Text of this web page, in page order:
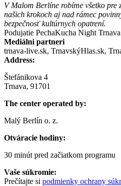
V Malom Berlíne robíme všetko pre
našich krokoch aj nad rámec
bezpečnosť kultúrnych opatrení.
Podujatie PechaKucha Night
Mediálni partneri
trnava-live.sk, TrnavskýHlas.sk,
Address:
Štefánikova 4
Trnava, 91701
The center operated by:
Malý Berlín o. z.
Otváracie hodiny:
30 minút pred začiatkom programu
Vaše súkromie:
Prečítajte si podmienky ochrany